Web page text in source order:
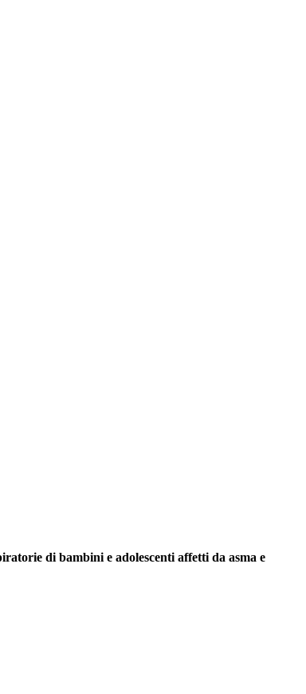
di bambini e adolescenti affetti da asma e